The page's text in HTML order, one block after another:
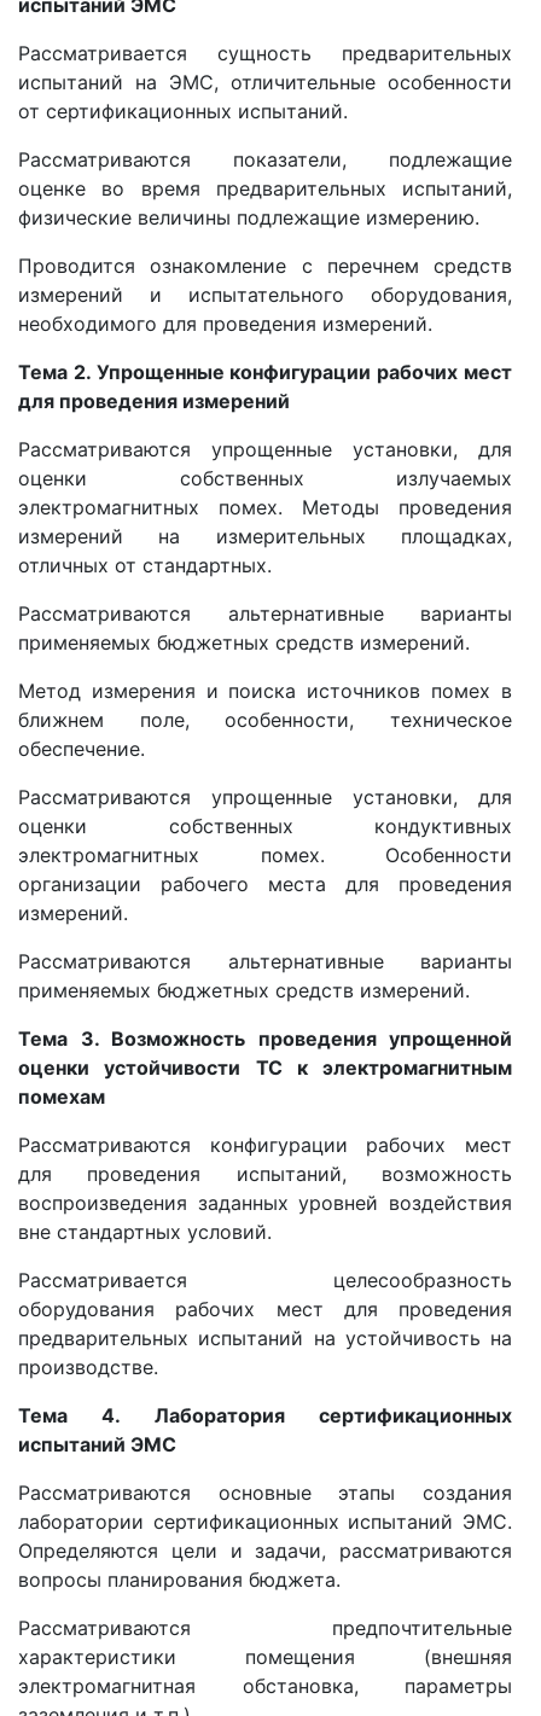
испытаний ЭМС
Рассматривается сущность предварительных
испытаний на ЭМС, отличительные особенности
от сертификационных испытаний.
Рассматриваются показатели, подлежащие
оценке во время предварительных испытаний,
физические величины подлежащие измерению.
Проводится ознакомление с перечнем средств
измерений и испытательного оборудования,
необходимого для проведения измерений.
Тема 2. Упрощенные конфигурации рабочих мест
для проведения измерений
Рассматриваются упрощенные установки, для
оценки собственных излучаемых
электромагнитных помех. Методы проведения
измерений на измерительных площадках,
отличных от стандартных.
Рассматриваются альтернативные варианты
применяемых бюджетных средств измерений.
Метод измерения и поиска источников помех в
ближнем поле, особенности, техническое
обеспечение.
Рассматриваются упрощенные установки, для
оценки собственных кондуктивных
электромагнитных помех. Особенности
организации рабочего места для проведения
измерений.
Рассматриваются альтернативные варианты
применяемых бюджетных средств измерений.
Тема 3. Возможность проведения упрощенной
оценки устойчивости ТС к электромагнитным
помехам
Рассматриваются конфигурации рабочих мест
для проведения испытаний, возможность
воспроизведения заданных уровней воздействия
вне стандартных условий.
Рассматривается целесообразность
оборудования рабочих мест для проведения
предварительных испытаний на устойчивость на
производстве.
Тема 4. Лаборатория сертификационных
испытаний ЭМС
Рассматриваются основные этапы создания
лаборатории сертификационных испытаний ЭМС.
Определяются цели и задачи, рассматриваются
вопросы планирования бюджета.
Рассматриваются предпочтительные
характеристики помещения (внешняя
электромагнитная обстановка, параметры